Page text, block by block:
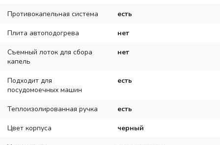
Противокапельная система есть
Плита автоподогрева нет
Съемный лоток для сбора
капель
нет
Подходит для
посудомоечных машин
есть
Теплоизолированная ручка есть
Цвет корпуса черный